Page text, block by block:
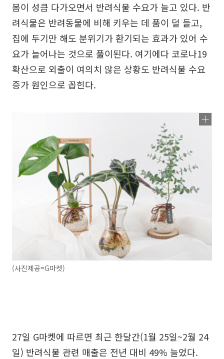
봄이 성큼 다가오면서 반려식물 수요가 늘고 있다. 반
려식물은 반려동물에 비해 키우는 데 품이 덜 들고,
집에 두기만 해도 분위기가 환기되는 효과가 있어 수
요가 늘어나는 것으로 풀이된다. 여기에다 코로나19
확산으로 외출이 여의치 않은 상황도 반려식물 수요
증가 원인으로 꼽힌다.
(사진제공=G마켓)
27일 G마켓에 따르면 최근 한달간(1월 25일~2월 24
일) 반려식물 관련 매출은 전년 대비 49% 늘었다.